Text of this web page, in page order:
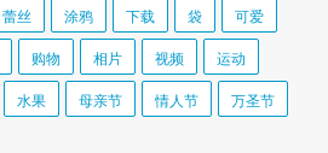
蕾丝 涂鸦 下载 袋 可爱
购物 相片 视频 运动
水果 母亲节 情人节 万圣节